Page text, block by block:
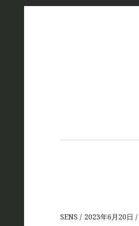
SENS 2023年6月20日